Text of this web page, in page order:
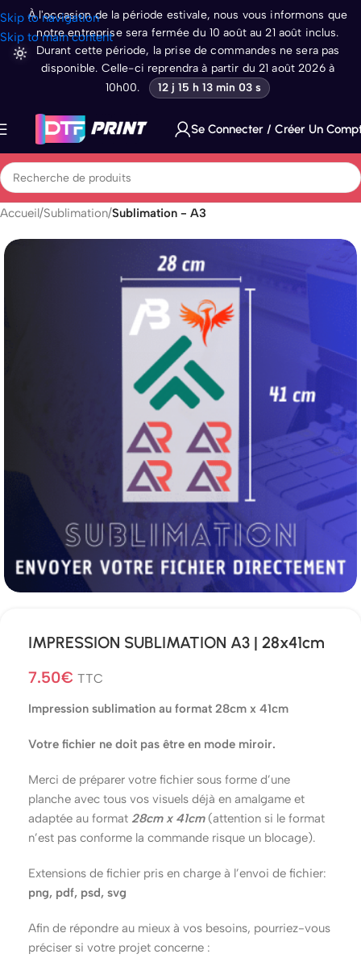
À l'occasion de la période estivale, nous vous informons que
notre entreprise sera fermée du 10 août au 21 août inclus.
Durant cette période, la prise de commandes ne sera pas
disponible. Celle-ci reprendra à partir du 21 août 2026 à
10h00.
12 j 15 h 13 min 03 s
Skip to navigation
Skip to main content
Se Connecter / Créer Un
Accueil Sublimation Sublimation - A3
IMPRESSION SUBLIMATION A3 | 28x41cm
7.50€ TTC
Impression sublimation au format 28cm x 41cm
Votre fichier ne doit pas être en mode miroir.
Merci de préparer votre fichier sous forme d’une
planche avec tous vos visuels déjà en amalgame et
adaptée au format 28cm x 41cm(attention si le format
n’est pas conforme la commande risque un blocage).
Extensions de fichier pris en charge à l’envoi de fichier:
png, pdf, psd, svg
Afin de répondre au mieux à vos besoins, pourriez-vous
préciser si votre projet concerne :